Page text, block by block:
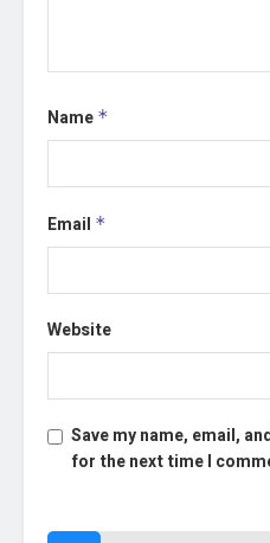
Name *
Email *
Website
Save my name, email,
for the next time I